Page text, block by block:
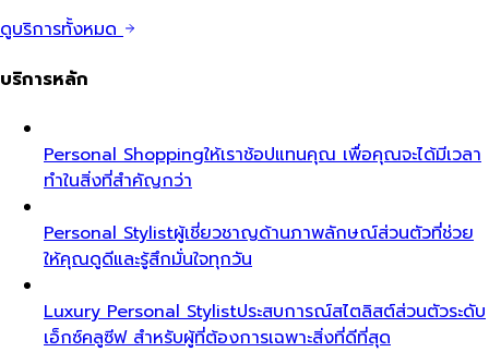
ดูบริการทั้งหมด
บริการหลัก
Personal Shoppingให้เราช้อปแทนคุณ เพื่อคุณจะได้มีเวลา
ทำในสิ่งที่สำคัญกว่า
Personal Stylistผู้เชี่ยวชาญด้านภาพลักษณ์ส่วนตัวที่ช่วย
ให้คุณดูดีและรู้สึกมั่นใจทุกวัน
Luxury Personal Stylistประสบการณ์สไตลิสต์ส่วนตัวระดับ
เอ็กซ์คลูซีฟ สำหรับผู้ที่ต้องการเฉพาะสิ่งที่ดีที่สุด